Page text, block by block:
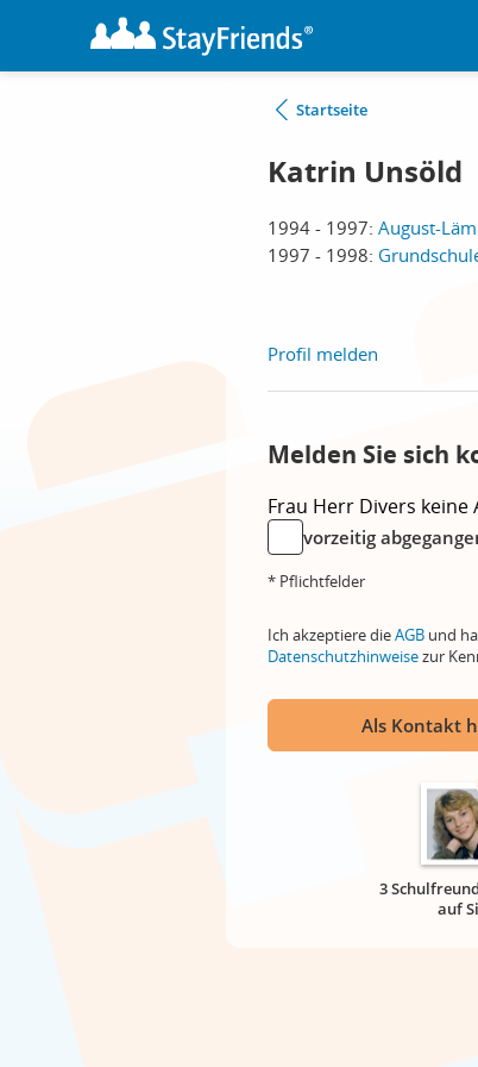
Startseite
Katrin Unsöld
1994 - 1997: August-
1997 - 1998:
Profil melden
Melden Sie sich
Frau Herr Divers keine
vorzeitig
* Pflichtfelder
Ich akzeptiere dieAGB und
Datenschutzhinweisezur
Als Kontakt
3
auf